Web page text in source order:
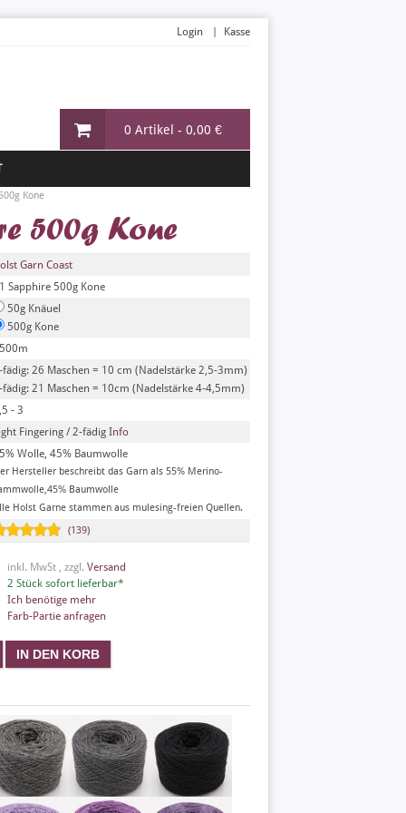
0 Artikel - 0,00 €
Login Kasse
Kone
500g Kone
Garn Coast
Sapphire 500g Kone
50g Knäuel
500g Kone
fädig: 26 Maschen = 10 cm (Nadelstärke 2,5-3mm)
fädig: 21 Maschen = 10cm (Nadelstärke 4-4,5mm)
- 3
Fingering / 2-fädig Info
Wolle, 45% Baumwolle
Hersteller beschreibt das Garn als 55% Merino-
Baumwolle
Holst Garne stammen aus mulesing-freien Quellen.
(139)
inkl. MwSt , zzgl. Versand
2 Stück sofort lieferbar*
Ich benötige mehr
Farb-Partie anfragen